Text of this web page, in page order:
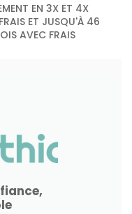
EN 3X ET 4X
ET JUSQU'À 46
AVEC FRAIS